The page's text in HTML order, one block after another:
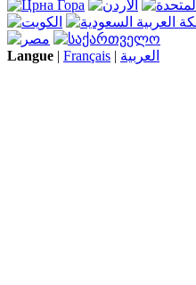
Langue | Français | العربية